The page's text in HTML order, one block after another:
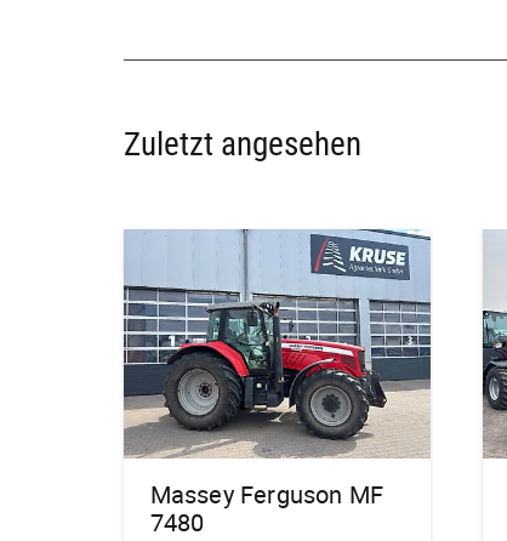
Zuletzt angesehen
Massey Ferguson MF
7480